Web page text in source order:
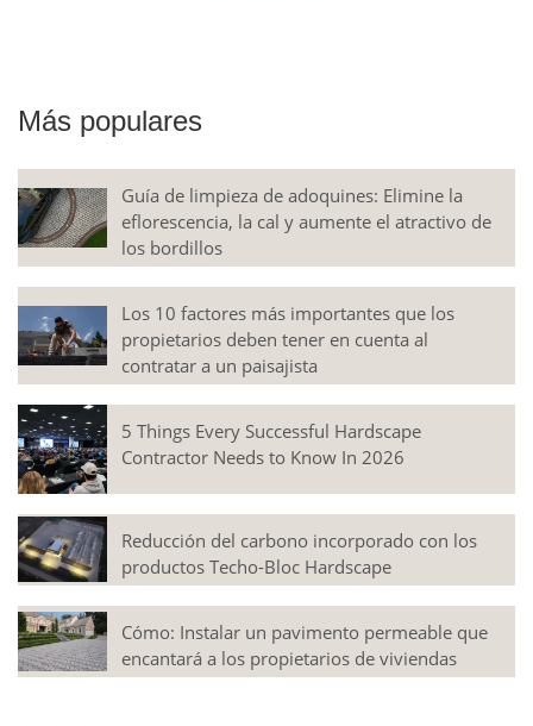
Más populares
Guía de limpieza de adoquines: Elimine la
eflorescencia, la cal y aumente el atractivo de
los bordillos
Los 10 factores más importantes que los
propietarios deben tener en cuenta al
contratar a un paisajista
5 Things Every Successful Hardscape
Contractor Needs to Know In 2026
Reducción del carbono incorporado con los
productos Techo-Bloc Hardscape
Cómo: Instalar un pavimento permeable que
encantará a los propietarios de viviendas